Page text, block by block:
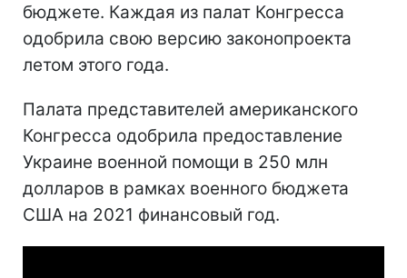
бюджете. Каждая из палат Конгресса
одобрила свою версию законопроекта
летом этого года.
Палата представителей американского
Конгресса одобрила предоставление
Украине военной помощи в 250 млн
долларов в рамках военного бюджета
США на 2021 финансовый год.